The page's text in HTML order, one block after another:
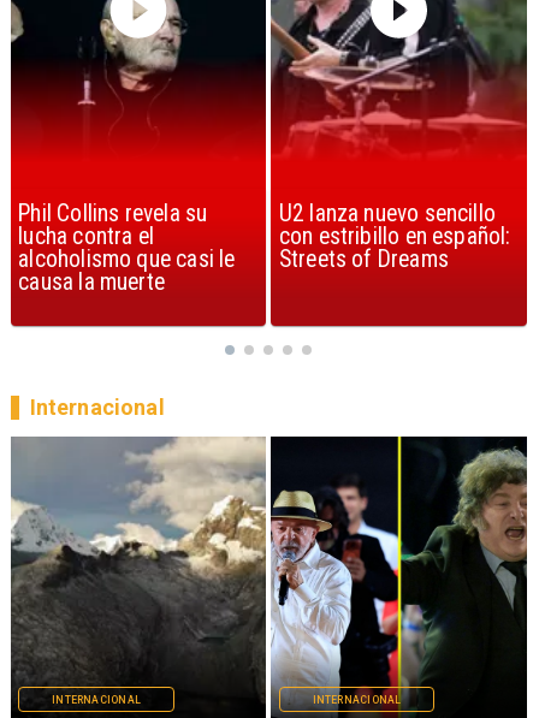
U2 lanza nuevo sencillo
con estribillo en español:
Streets of Dreams
“Africa” de Toto es
considerada la mejor
canción, según la ciencia
INTERNACIONAL INTERNACIONAL
Internacional